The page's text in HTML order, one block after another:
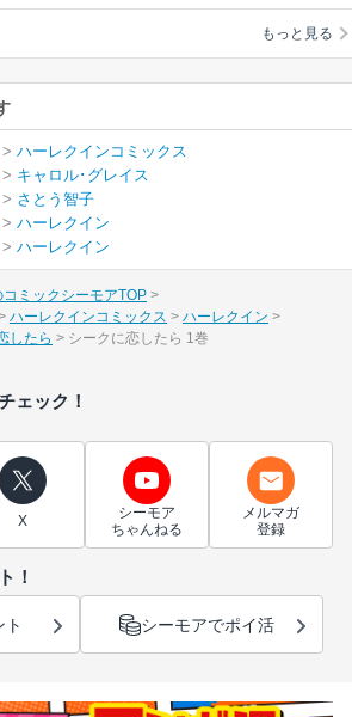
もっと見る
> ハーレクインコミックス
> キャロル･グレイス
> さとう智子
> ハーレクイン
> ハーレクイン
ミックシーモアTOP
ハーレクインコミックス
ハーレクイン
したら シークに恋したら 1巻
ェック！
X
シーモア
ちゃんねる
メルマガ
登録
！
シーモアでポイ活